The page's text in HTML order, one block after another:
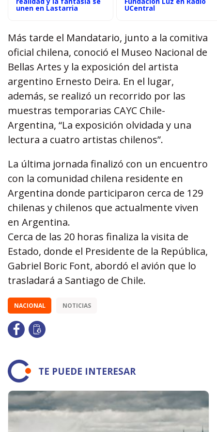
unen en Lastarria UCentral
Más tarde el Mandatario, junto a la comitiva
oficial chilena, conoció el Museo Nacional de
Bellas Artes y la exposición del artista
argentino Ernesto Deira. En el lugar,
además, se realizó un recorrido por las
muestras temporarias CAYC Chile-
Argentina, “La exposición olvidada y una
lectura a cuatro artistas chilenos”.
La última jornada finalizó con un encuentro
con la comunidad chilena residente en
Argentina donde participaron cerca de 129
chilenas y chilenos que actualmente viven
en Argentina.
Cerca de las 20 horas finaliza la visita de
Estado, donde el Presidente de la República,
Gabriel Boric Font, abordó el avión que lo
trasladará a Santiago de Chile.
NACIONAL NOTICIAS
TE PUEDE INTERESAR